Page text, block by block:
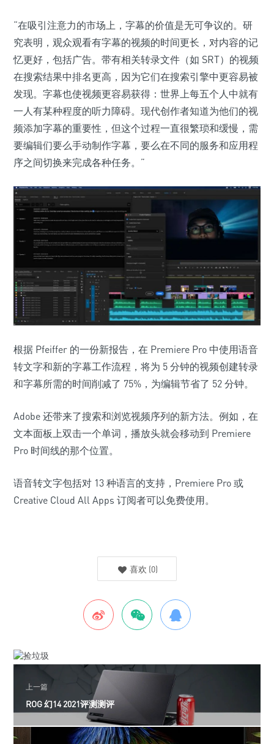
“在吸引注意力的市场上，字幕的价值是无可争议的。研
究表明，观众观看有字幕的视频的时间更长，对内容的记
忆更好，包括广告。带有相关转录文件（如 SRT）的视频
在搜索结果中排名更高，因为它们在搜索引擎中更容易被
发现。字幕也使视频更容易获得：世界上每五个人中就有
一人有某种程度的听力障碍。现代创作者知道为他们的视
频添加字幕的重要性，但这个过程一直很繁琐和缓慢，需
要编辑们要么手动制作字幕，要么在不同的服务和应用程
序之间切换来完成各种任务。”
根据 Pfeiffer 的一份新报告，在 Premiere Pro 中使用语音
转文字和新的字幕工作流程，将为 5 分钟的视频创建转录
和字幕所需的时间削减了 75%，为编辑节省了 52 分钟。
Adobe 还带来了搜索和浏览视频序列的新方法。例如，在
文本面板上双击一个单词，播放头就会移动到 Premiere
Pro 时间线的那个位置。
语音转文字包括对 13 种语言的支持，Premiere Pro 或
Creative Cloud All Apps 订阅者可以免费使用。
喜欢 (0)
上一篇
ROG 幻14 2021评测测评